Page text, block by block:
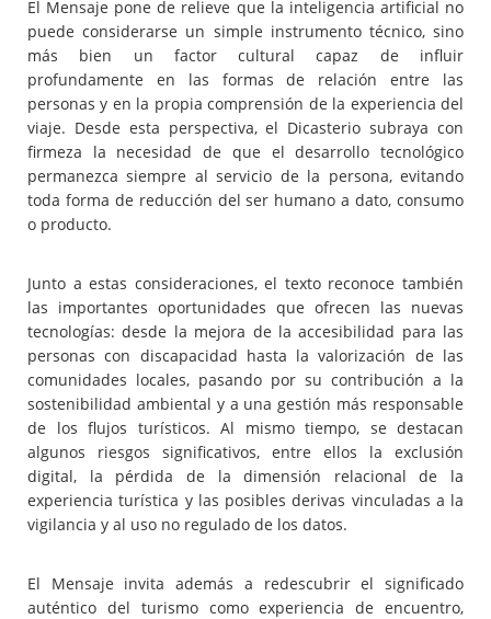
El Mensaje pone de relieve que la inteligencia artificial no
puede considerarse un simple instrumento técnico, sino
más bien un factor cultural capaz de influir
profundamente en las formas de relación entre las
personas y en la propia comprensión de la experiencia del
viaje. Desde esta perspectiva, el Dicasterio subraya con
firmeza la necesidad de que el desarrollo tecnológico
permanezca siempre al servicio de la persona, evitando
toda forma de reducción del ser humano a dato, consumo
o producto.
Junto a estas consideraciones, el texto reconoce también
las importantes oportunidades que ofrecen las nuevas
tecnologías: desde la mejora de la accesibilidad para las
personas con discapacidad hasta la valorización de las
comunidades locales, pasando por su contribución a la
sostenibilidad ambiental y a una gestión más responsable
de los flujos turísticos. Al mismo tiempo, se destacan
algunos riesgos significativos, entre ellos la exclusión
digital, la pérdida de la dimensión relacional de la
experiencia turística y las posibles derivas vinculadas a la
vigilancia y al uso no regulado de los datos.
El Mensaje invita además a redescubrir el significado
auténtico del turismo como experiencia de encuentro,